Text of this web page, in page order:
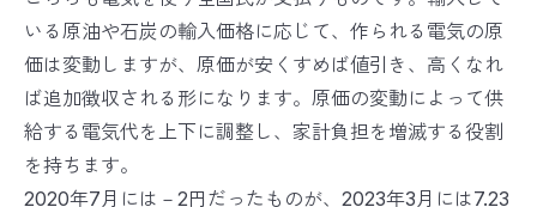
いる原油や石炭の輸入価格に応じて、作られる電気の原
価は変動しますが、原価が安くすめば値引き、高くなれ
ば追加徴収される形になります。原価の変動によって供
給する電気代を上下に調整し、家計負担を増滅する役割
を持ちます。
2020年7月には－2円だったものが、2023年3月には7.23